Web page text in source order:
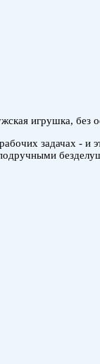
игрушка, без
задачах - и